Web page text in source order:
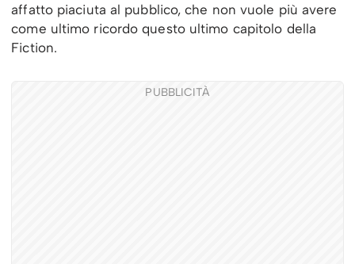
affatto piaciuta al pubblico, che non vuole più avere
come ultimo ricordo questo ultimo capitolo della
Fiction.
PUBBLICITÀ